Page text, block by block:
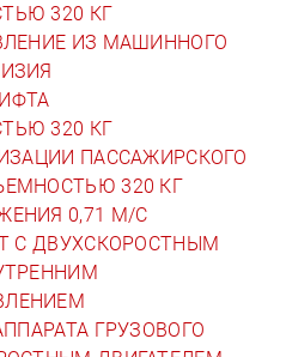
320 КГ
ИЗ МАШИННОГО
320 КГ
ПАССАЖИРСКОГО
320 КГ
0,71 М/С
С ДВУХСКОРОСТНЫМ
ГРУЗОВОГО